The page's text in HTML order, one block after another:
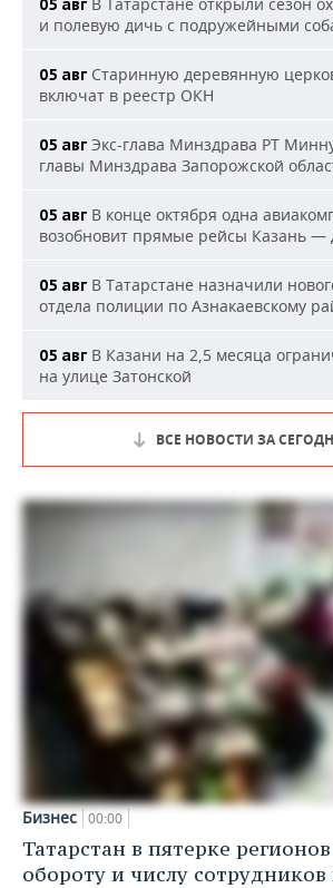
05 авг
и полевую дичь с подружейными
05 авг Старинную деревянную
включат в реестр ОКН
05 авг Экс-глава Минздрава РТ
главы Минздрава Запорожской
05 авг В конце октября одна
возобновит прямые рейсы Казань —
05 авг В Татарстане назначили
отдела полиции по Азнакаевскому
05 авг В Казани на 2,5 месяца
на улице Затонской
ВСЕ НОВОСТИ ЗА
Бизнес 00:00
Татарстан в пятерке
обороту и числу